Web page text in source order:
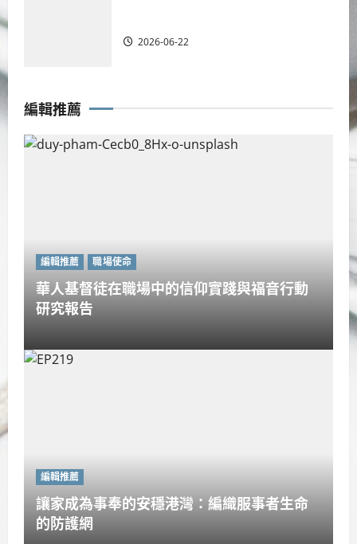
2026-06-22
編輯推薦
編輯推薦 職場使命
華人基督徒在職場中的信仰實踐與福音行動
研究報告
編輯推薦
讓家成為事奉的安穩港灣：編織服事者生命
的防護網